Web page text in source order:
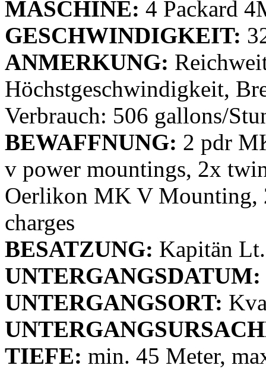
MASCHINE: 4 Packard
GESCHWINDIGKEIT:
ANMERKUNG:
Höchstgeschwindigkeit,
Verbrauch: 506 gallons/
BEWAFFNUNG: 2 pdr
v power mountings, 2x
Oerlikon MK V Mounting,
charges
BESATZUNG: Kapitän
UNTERGANGSDATUM:
UNTERGANGSORT:
TIEFE: min. 45 Meter,